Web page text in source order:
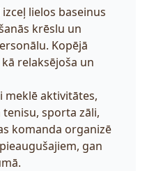
lielos baseinus
krēslu un
Kopējā
relaksējoša un
meklē aktivitātes,
sporta zāli,
komanda organizē
gan